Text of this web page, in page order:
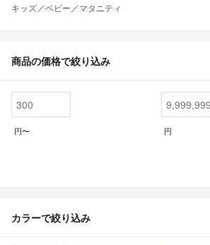
キッズ／ベビー／マタニティ
商品の価格で絞り込み
円〜 円
カラーで絞り込み